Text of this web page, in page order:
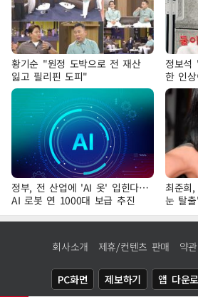
황기순 "원정 도박으로 전 재산
잃고 필리핀 도피"
정보석
한 인
정부, 전 산업에 'AI 옷' 입힌다…
AI 로봇 연 1000대 보급 추진
최준희
눈 탈
회사소개 제휴/컨텐츠 판매 약
PC화면 제보하기 앱 다운